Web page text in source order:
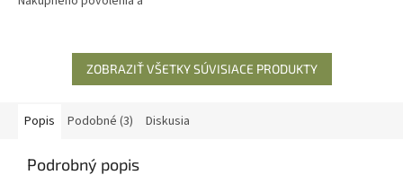
ZOBRAZIŤ VŠETKY SÚVISIACE PRODUKTY
Popis Podobné (3) Diskusia
Podrobný popis